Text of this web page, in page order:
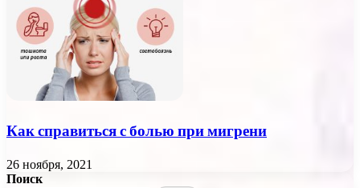
Как справиться с болью при мигрени
26 ноября, 2021
Поиск